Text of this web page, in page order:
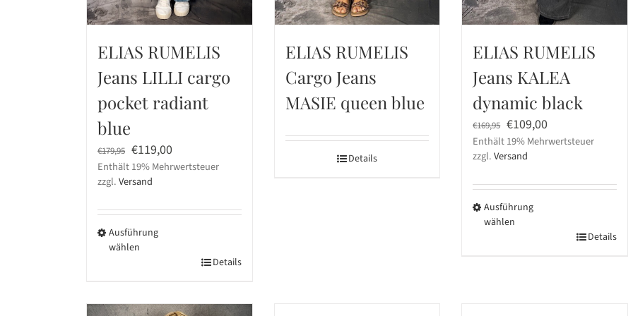
ELIAS RUMELIS
Jeans LILLI cargo
pocket radiant
blue
€179,95 Ursprünglicher
Preis
war:
€179,95
€119,00Aktueller
Preis
€119,00.
Enthält 19% Mehrwertsteuer
zzgl.Versand
Ausführung
wählen
weist
Details
ELIAS RUMELIS
Cargo Jeans
MASIE queen blue
Details
ELIAS RUMELIS
Jeans KALEA
dynamic black
€169,95 Ursprünglicher
Preis
war:
€169,95
€109,00Aktueller
Preis
€109,00.
Enthält 19% Mehrwertsteuer
zzgl.Versand
Ausführung
wählen
Details